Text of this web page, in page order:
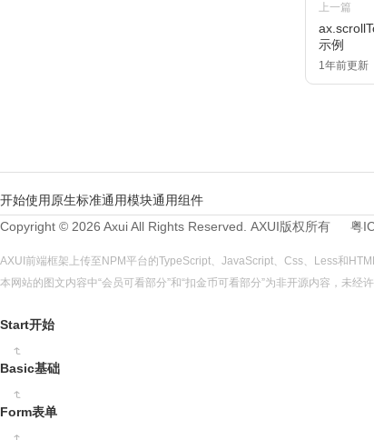
上一篇
示例
1年前更新
开始使用 原生标准通用模块通用组件
Copyright © 2026 Axui All Rights Reserved. AXUI版权所有 粤
AXUI前端框架上传至NPM平台的TypeScript、JavaScript、Css、Less和
本网站的图文内容中“会员可看部分”和“扣金币可看部分”为非开源内容，未
Start开始
Basic基础
Form表单